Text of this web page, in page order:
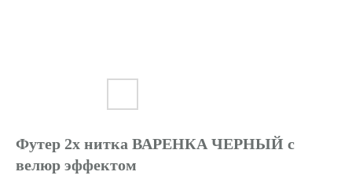
Футер 2х нитка ВАРЕНКА ЧЕРНЫЙ с
велюр эффектом